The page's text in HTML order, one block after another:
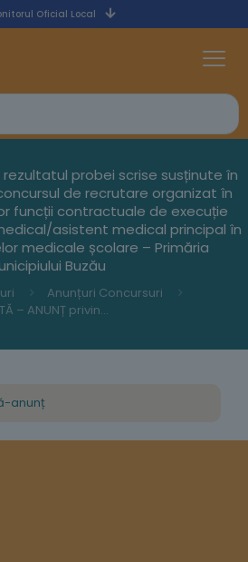
Oficial Local
rezultatul probei scrise susținute în
de recrutare organizat în
funcții contractuale de execuție
asistent medical principal în
medicale școlare – Primăria
Buzău
Anunțuri Concursuri
ERATĂ – ANUNȚ privind rezultatul probei scrise susținute în data de 18.11.2024 la concursul de recrutare organizat în vederea ocupării unor funcții contractuale de execuție vacante de asistent medical/asistent medical principal în cadrul dispensarelor medicale școlare – Primăria municipiului Buzău
anunț